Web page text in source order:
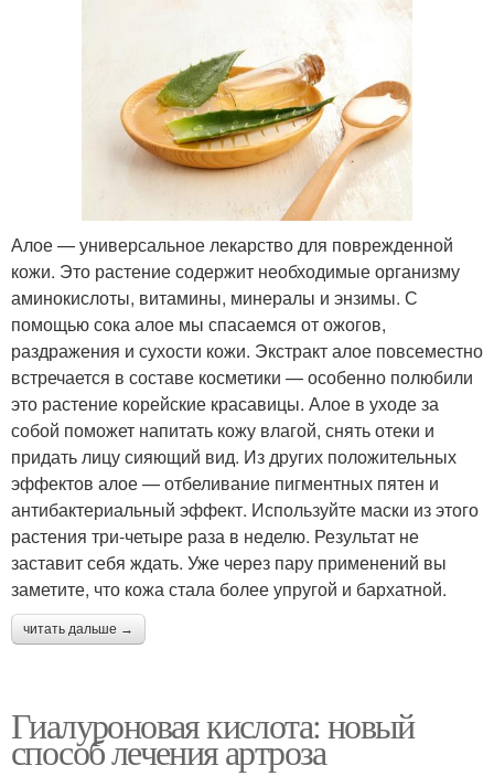
Алое — универсальное лекарство для поврежденной
кожи. Это растение содержит необходимые организму
аминокислоты, витамины, минералы и энзимы. С
помощью сока алое мы спасаемся от ожогов,
раздражения и сухости кожи. Экстракт алое повсеместно
встречается в составе косметики — особенно полюбили
это растение корейские красавицы. Алое в уходе за
собой поможет напитать кожу влагой, снять отеки и
придать лицу сияющий вид. Из других положительных
эффектов алое — отбеливание пигментных пятен и
антибактериальный эффект. Используйте маски из этого
растения три-четыре раза в неделю. Результат не
заставит себя ждать. Уже через пару применений вы
заметите, что кожа стала более упругой и бархатной.
читать дальше →
Гиалуроновая кислота: новый
способ лечения артроза